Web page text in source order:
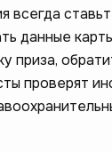
всегда
данные
приза,
проверят